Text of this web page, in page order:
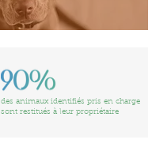
des animaux identifiés pris en charge
sont restitués à leur propriétaire